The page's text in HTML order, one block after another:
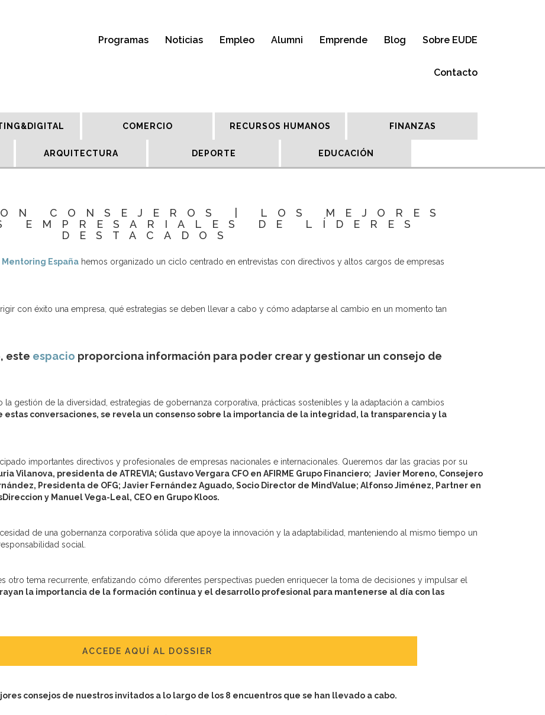
Programas Noticias Empleo Alumni Emprende Blog Sobre EUDE
Contacto
COMERCIO RECURSOS HUMANOS FINANZAS
ARQUITECTURA DEPORTE EDUCACIÓN
CONSEJEROS | LOS MEJORES
EMPRESARIALES DE LÍDERES
DESTACADOS
Mentoring España hemos organizado un ciclo centrado en entrevistas con directivos y altos cargos de empresas
con éxito una empresa, qué estrategias se deben llevar a cabo y cómo adaptarse al cambio en un momento tan
este espacio proporciona información para poder crear y gestionar un consejo de
gestión de la diversidad, estrategias de gobernanza corporativa, prácticas sostenibles y la adaptación a cambios
estas conversaciones, se revela un consenso sobre la importancia de la integridad, la transparencia y la
importantes directivos y profesionales de empresas nacionales e internacionales. Queremos dar las gracias por su
Vilanova, presidenta de ATREVIA; Gustavo Vergara CFO en AFIRME Grupo Financiero; Javier Moreno, Consejero
Presidenta de OFG; Javier Fernández Aguado, Socio Director de MindValue; Alfonso Jiménez, Partner en
y Manuel Vega-Leal, CEO en Grupo Kloos.
de una gobernanza corporativa sólida que apoye la innovación y la adaptabilidad, manteniendo al mismo tiempo un
social.
otro tema recurrente, enfatizando cómo diferentes perspectivas pueden enriquecer la toma de decisiones y impulsar el
la importancia de la formación continua y el desarrollo profesional para mantenerse al día con las
ACCEDE AQUÍ AL DOSSIER
consejos de nuestros invitados a lo largo de los 8 encuentros que se han llevado a cabo.